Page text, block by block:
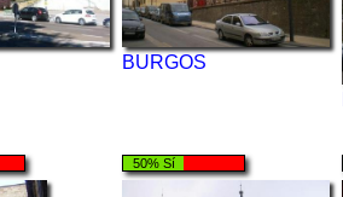
BURGOS
50% Sí